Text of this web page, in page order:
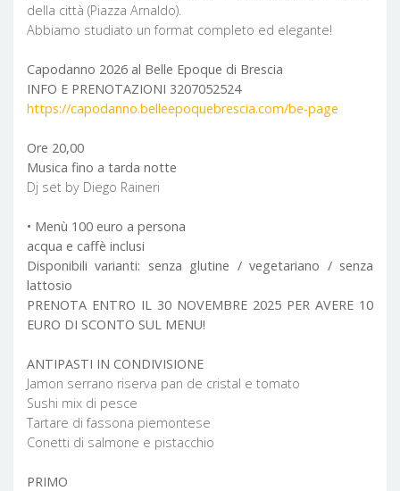
della città (Piazza Arnaldo).
Abbiamo studiato un format completo ed elegante!
Capodanno 2026 al Belle Epoque di Brescia
INFO E PRENOTAZIONI 3207052524
https://capodanno.belleepoquebrescia.com/be-page
Ore 20,00
Musica fino a tarda notte
Dj set by Diego Raineri
• Menù 100 euro a persona
acqua e caffè inclusi
Disponibili varianti: senza glutine / vegetariano / senza
lattosio
PRENOTA ENTRO IL 30 NOVEMBRE 2025 PER AVERE 10
EURO DI SCONTO SUL MENU!
ANTIPASTI IN CONDIVISIONE
Jamon serrano riserva pan de cristal e tomato
Sushi mix di pesce
Tartare di fassona piemontese
Conetti di salmone e pistacchio
PRIMO